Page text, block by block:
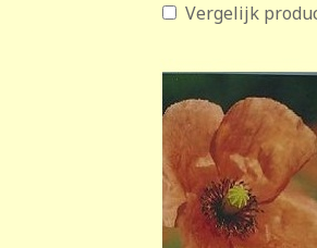
Vergelijk